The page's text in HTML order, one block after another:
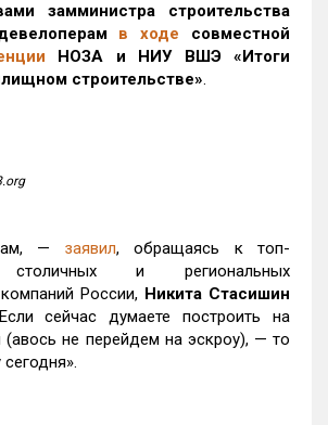
замминистра строительства
в ходе совместной
НОЗА и НИУ ВШЭ «Итоги
строительстве».
— заявил, обращаясь к топ-
столичных и региональных
России, Никита Стасишин
сейчас думаете построить на
(авось не перейдем на эскроу), — то